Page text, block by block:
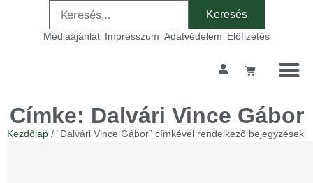
Médiaajánlat Impresszum Adatvédelem Előfizetés
Címke: Dalvári Vince Gábor
Kezdőlap / “Dalvári Vince Gábor” címkével rendelkező bejegyzések